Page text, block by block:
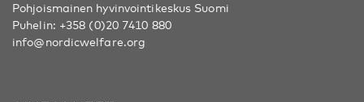
Pohjoismainen hyvinvointikeskus Suomi
Puhelin: +358 (0)20 7410 880
info@nordicwelfare.org